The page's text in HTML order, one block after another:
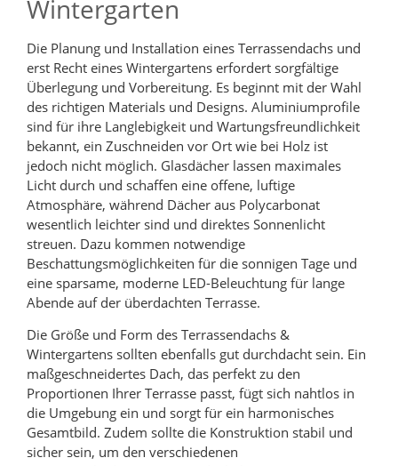
Wintergarten
Die Planung und Installation eines Terrassendachs und
erst Recht eines Wintergartens erfordert sorgfältige
Überlegung und Vorbereitung. Es beginnt mit der Wahl
des richtigen Materials und Designs. Aluminiumprofile
sind für ihre Langlebigkeit und Wartungsfreundlichkeit
bekannt, ein Zuschneiden vor Ort wie bei Holz ist
jedoch nicht möglich. Glasdächer lassen maximales
Licht durch und schaffen eine offene, luftige
Atmosphäre, während Dächer aus Polycarbonat
wesentlich leichter sind und direktes Sonnenlicht
streuen. Dazu kommen notwendige
Beschattungsmöglichkeiten für die sonnigen Tage und
eine sparsame, moderne LED-Beleuchtung für lange
Abende auf der überdachten Terrasse.
Die Größe und Form des Terrassendachs &
Wintergartens sollten ebenfalls gut durchdacht sein. Ein
maßgeschneidertes Dach, das perfekt zu den
Proportionen Ihrer Terrasse passt, fügt sich nahtlos in
die Umgebung ein und sorgt für ein harmonisches
Gesamtbild. Zudem sollte die Konstruktion stabil und
sicher sein, um den verschiedenen